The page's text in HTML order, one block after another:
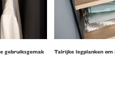
gebruiksgemak
Talrijke legplanken